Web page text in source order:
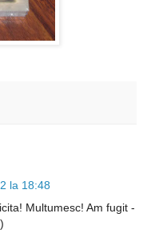
la 18:48
Multumesc! Am fugit -